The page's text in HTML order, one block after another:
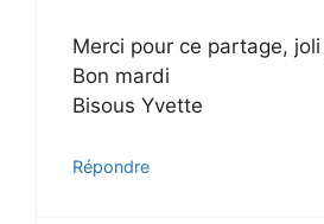
Merci pour ce partage, joli
Bon mardi
Bisous Yvette
Répondre